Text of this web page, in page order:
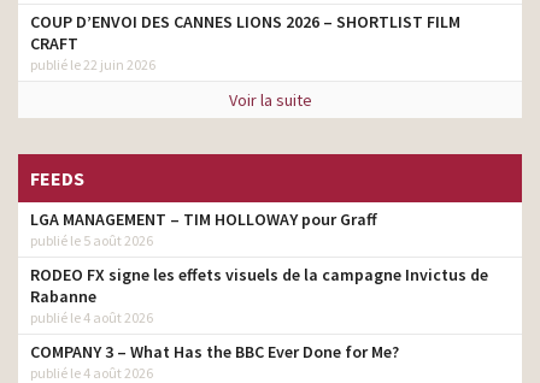
COUP D’ENVOI DES CANNES LIONS 2026 – SHORTLIST FILM
CRAFT
publié le 22 juin 2026
Voir la suite
FEEDS
LGA MANAGEMENT – TIM HOLLOWAY pour Graff
publié le 5 août 2026
RODEO FX signe les effets visuels de la campagne Invictus de
Rabanne
publié le 4 août 2026
COMPANY 3 – What Has the BBC Ever Done for Me?
publié le 4 août 2026